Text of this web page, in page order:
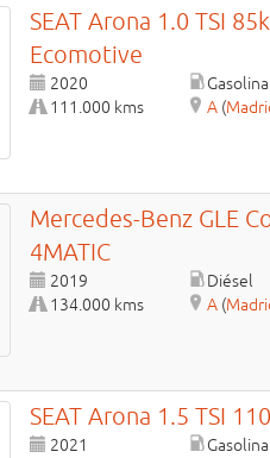
SEAT Arona 1.0 TSI
Ecomotive
2020
111.000 kms
Gasolina
A(
Mercedes-Benz GLE
4MATIC
2019
134.000 kms
Diésel
A(
SEAT Arona 1.5 TSI
2021
Gasolina